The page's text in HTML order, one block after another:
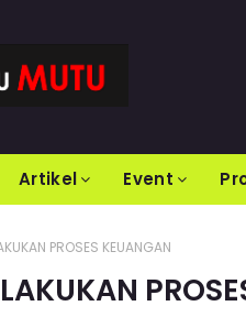
Artikel Event
PROSES KEUANGAN